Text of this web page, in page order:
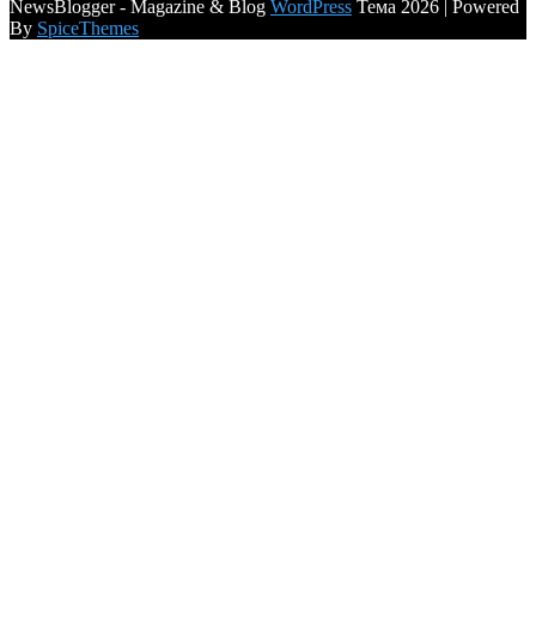
NewsBlogger - Magazine & Blog WordPress Тема 2026 | Powered
By SpiceThemes